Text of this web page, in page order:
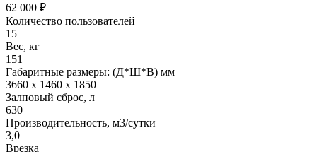
62 000 ₽
Количество пользователей
15
Вес, кг
151
Габаритные размеры: (Д*Ш*В) мм
3660 x 1460 x 1850
Залповый сброс, л
630
Производительность, м3/сутки
3,0
Врезка